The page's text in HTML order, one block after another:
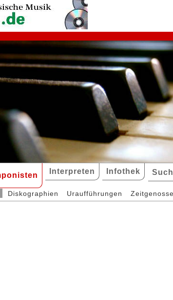
Interpreten Infothek
Diskographien Uraufführungen